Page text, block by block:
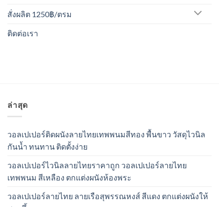
สั่งผลิต 1250฿/ตรม
ติดต่อเรา
ล่าสุด
วอลเปเปอร์ติดผนังลายไทยเทพพนมสีทอง พื้นขาว วัสดุไวนิล
กันน้ำ ทนทาน ติดตั้งง่าย
วอลเปเปอร์ไวนิลลายไทยราคาถูก วอลเปเปอร์ลายไทย
เทพพนม สีเหลือง ตกแต่งผนังห้องพระ
วอลเปเปอร์ลายไทย ลายเรือสุพรรณหงส์ สีแดง ตกแต่งผนังให้